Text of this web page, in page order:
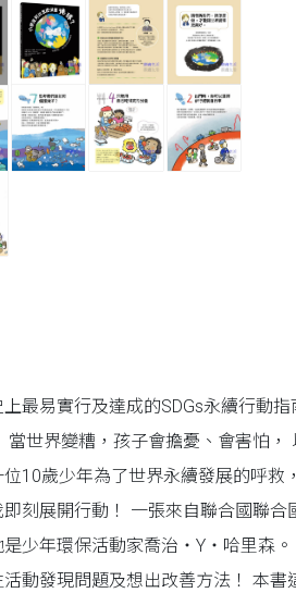
上最易實行及達成的SDGs永續行動
當世界變糟，孩子會擔憂、會害怕
位10歲少年為了世界永續發展的呼救
刻展開行動！ 一張來自聯合國聯
少年環保活動家喬治・Y・哈里森。
動發現問題及想出改善方法！ 本